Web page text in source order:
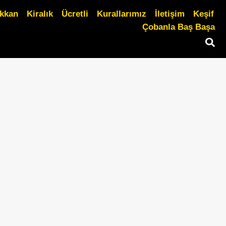
Kiralık Ücretli Kurallarımız İletişim
Keşif
Çobanla Baş Başa